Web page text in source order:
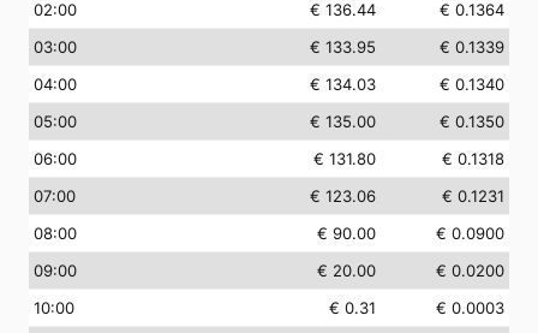
02:00 € 136.44
€ 0.1364
03:00 € 133.95
€ 0.1339
04:00 € 134.03
€ 0.1340
05:00 € 135.00
€ 0.1350
06:00 € 131.80
€ 0.1318
07:00 € 123.06
€ 0.1231
08:00 € 90.00
€ 0.0900
09:00 € 20.00
€ 0.0200
10:00 € 0.31
€ 0.0003